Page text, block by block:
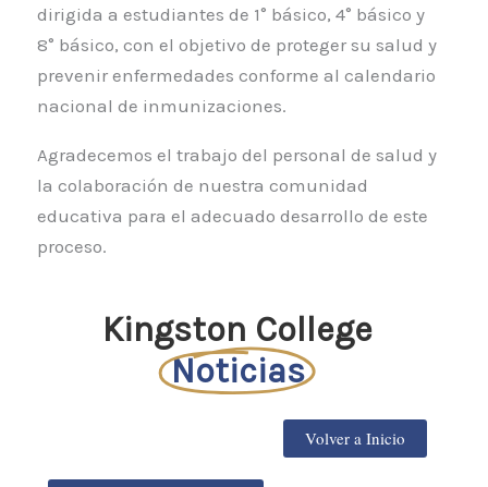
dirigida a estudiantes de 1° básico, 4° básico y
8° básico, con el objetivo de proteger su salud y
prevenir enfermedades conforme al calendario
nacional de inmunizaciones.
Agradecemos el trabajo del personal de salud y
la colaboración de nuestra comunidad
educativa para el adecuado desarrollo de este
proceso.
Kingston College
Noticias
Volver a Inicio